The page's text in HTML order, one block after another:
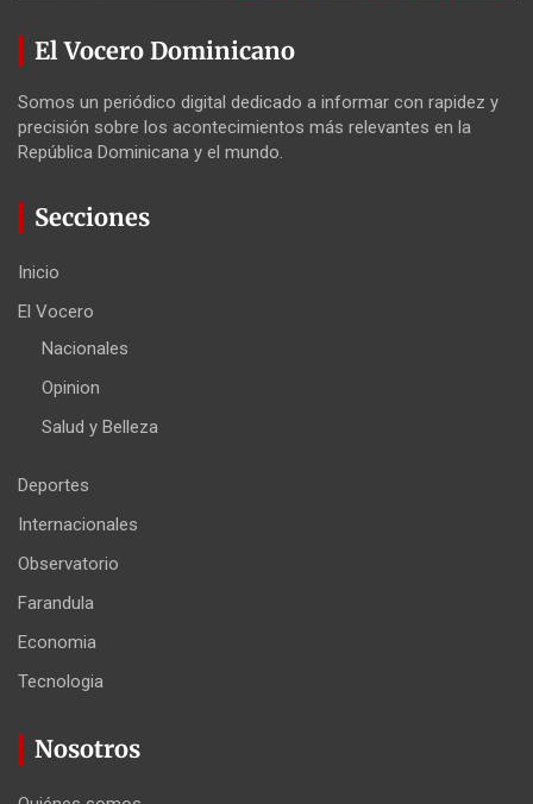
El Vocero Dominicano
Somos un periódico digital dedicado a informar con rapidez y
precisión sobre los acontecimientos más relevantes en la
República Dominicana y el mundo.
Secciones
Inicio
El Vocero
Nacionales
Opinion
Salud y Belleza
Deportes
Internacionales
Observatorio
Farandula
Economia
Tecnologia
Nosotros